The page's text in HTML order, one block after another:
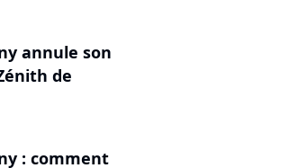
annule son
de
: comment